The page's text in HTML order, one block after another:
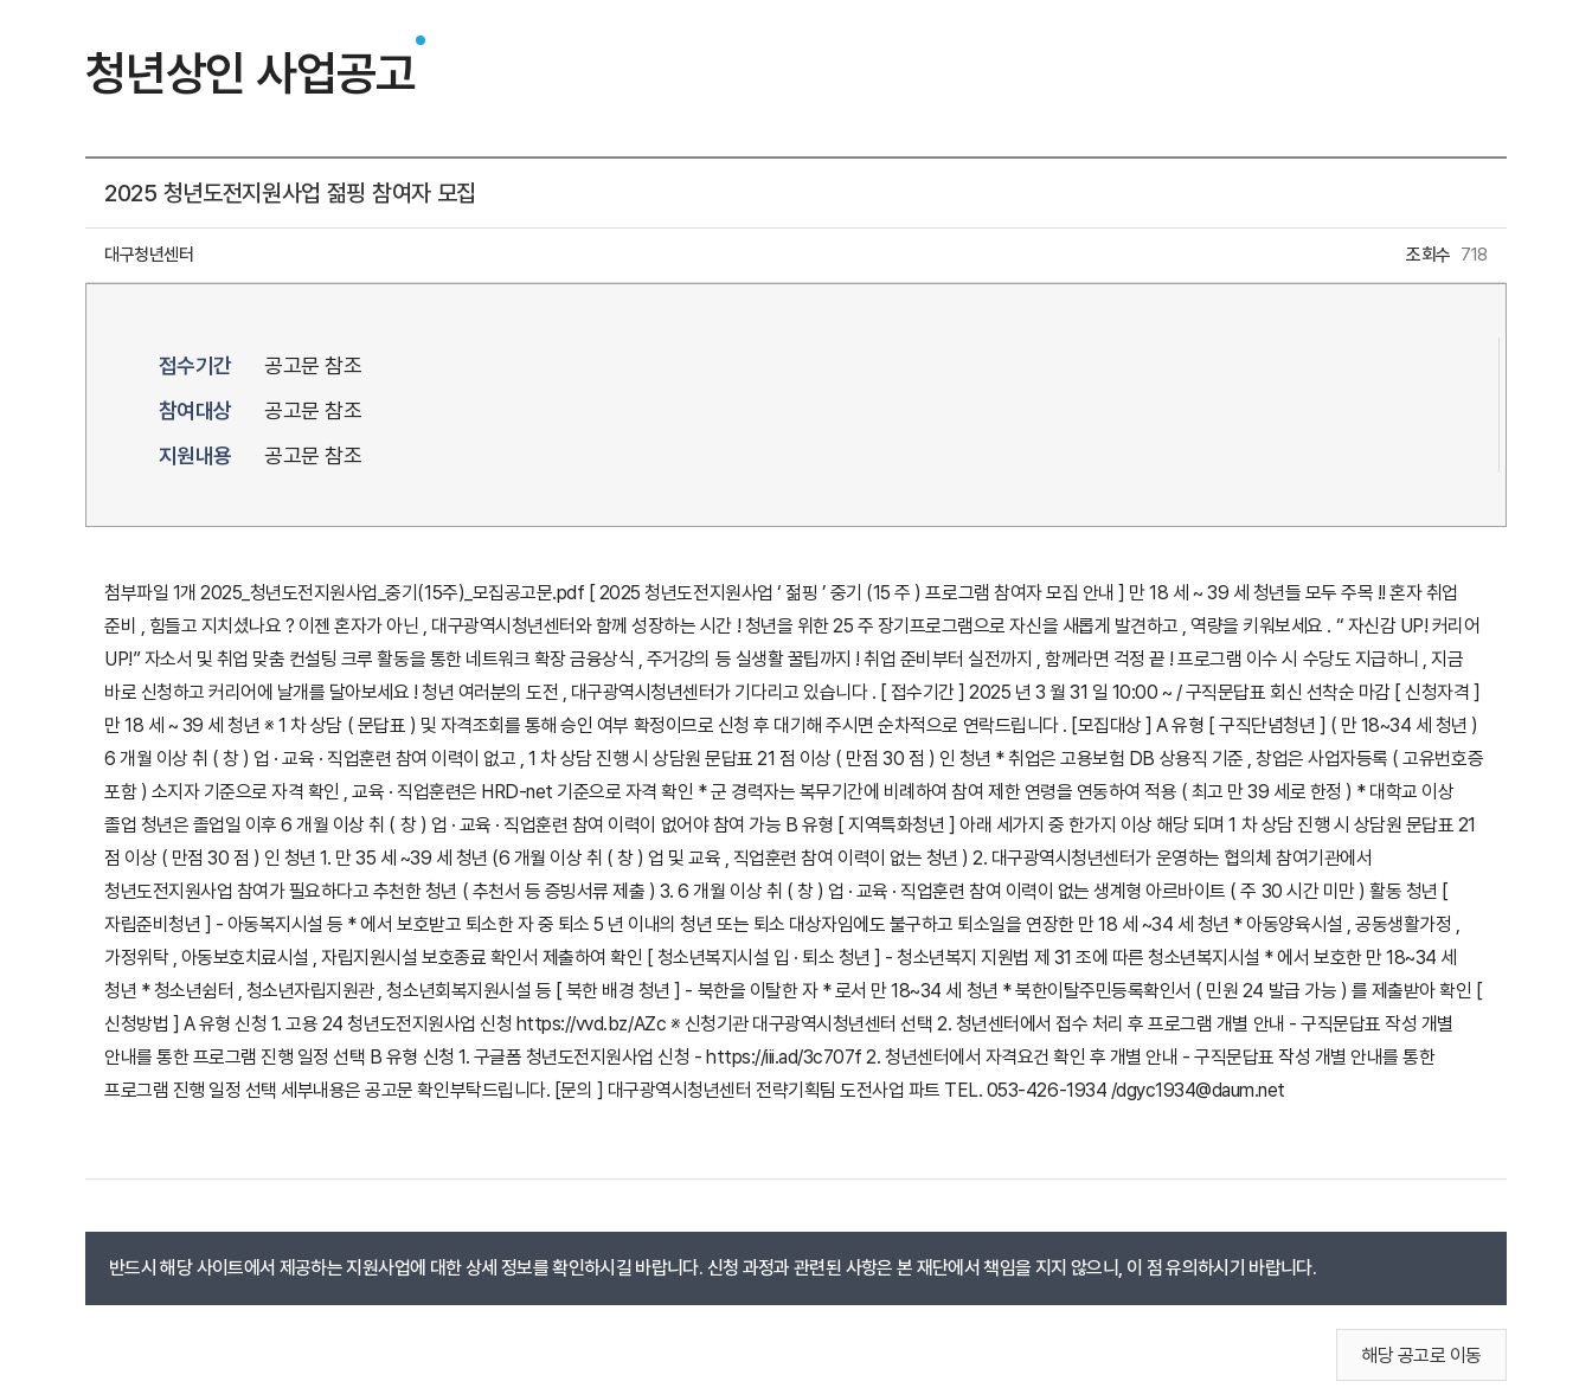
청년상인 사업공고
2025 청년도전지원사업 젊핑 참여자 모집
대구청년센터 조회수 718
접수기간
공고문 참조
참여대상
공고문 참조
지원내용
공고문 참조
첨부파일 1개 2025_청년도전지원사업_중기(15주)_모집공고문.pdf [ 2025 청년도전지원사업 ‘ 젊핑 ’ 중기 (15 주 ) 프로그램 참여자 모집 안내 ] 만 18 세 ~ 39 세 청년들 모두 주목 !! 혼자 취업
준비 , 힘들고 지치셨나요 ? 이젠 혼자가 아닌 , 대구광역시청년센터와 함께 성장하는 시간 ! 청년을 위한 25 주 장기프로그램으로 자신을 새롭게 발견하고 , 역량을 키워보세요 . “ 자신감 UP! 커리어
UP!” 자소서 및 취업 맞춤 컨설팅 크루 활동을 통한 네트워크 확장 금융상식 , 주거강의 등 실생활 꿀팁까지 ! 취업 준비부터 실전까지 , 함께라면 걱정 끝 ! 프로그램 이수 시 수당도 지급하니 , 지금
바로 신청하고 커리어에 날개를 달아보세요 ! 청년 여러분의 도전 , 대구광역시청년센터가 기다리고 있습니다 . [ 접수기간 ] 2025 년 3 월 31 일 10:00 ~ / 구직문답표 회신 선착순 마감 [ 신청자격 ]
만 18 세 ~ 39 세 청년 ※ 1 차 상담 ( 문답표 ) 및 자격조회를 통해 승인 여부 확정이므로 신청 후 대기해 주시면 순차적으로 연락드립니다 . [모집대상 ] A 유형 [ 구직단념청년 ] ( 만 18~34 세 청년 )
6 개월 이상 취 ( 창 ) 업 · 교육 · 직업훈련 참여 이력이 없고 , 1 차 상담 진행 시 상담원 문답표 21 점 이상 ( 만점 30 점 ) 인 청년 * 취업은 고용보험 DB 상용직 기준 , 창업은 사업자등록 ( 고유번호증
포함 ) 소지자 기준으로 자격 확인 , 교육 · 직업훈련은 HRD-net 기준으로 자격 확인 * 군 경력자는 복무기간에 비례하여 참여 제한 연령을 연동하여 적용 ( 최고 만 39 세로 한정 ) * 대학교 이상
졸업 청년은 졸업일 이후 6 개월 이상 취 ( 창 ) 업 · 교육 · 직업훈련 참여 이력이 없어야 참여 가능 B 유형 [ 지역특화청년 ] 아래 세가지 중 한가지 이상 해당 되며 1 차 상담 진행 시 상담원 문답표 21
점 이상 ( 만점 30 점 ) 인 청년 1. 만 35 세 ~39 세 청년 (6 개월 이상 취 ( 창 ) 업 및 교육 , 직업훈련 참여 이력이 없는 청년 ) 2. 대구광역시청년센터가 운영하는 협의체 참여기관에서
청년도전지원사업 참여가 필요하다고 추천한 청년 ( 추천서 등 증빙서류 제출 ) 3. 6 개월 이상 취 ( 창 ) 업 · 교육 · 직업훈련 참여 이력이 없는 생계형 아르바이트 ( 주 30 시간 미만 ) 활동 청년 [
자립준비청년 ] - 아동복지시설 등 * 에서 보호받고 퇴소한 자 중 퇴소 5 년 이내의 청년 또는 퇴소 대상자임에도 불구하고 퇴소일을 연장한 만 18 세 ~34 세 청년 * 아동양육시설 , 공동생활가정 ,
가정위탁 , 아동보호치료시설 , 자립지원시설 보호종료 확인서 제출하여 확인 [ 청소년복지시설 입 · 퇴소 청년 ] - 청소년복지 지원법 제 31 조에 따른 청소년복지시설 * 에서 보호한 만 18~34 세
청년 * 청소년쉼터 , 청소년자립지원관 , 청소년회복지원시설 등 [ 북한 배경 청년 ] - 북한을 이탈한 자 * 로서 만 18~34 세 청년 * 북한이탈주민등록확인서 ( 민원 24 발급 가능 ) 를 제출받아 확인 [
신청방법 ] A 유형 신청 1. 고용 24 청년도전지원사업 신청 https://vvd.bz/AZc ※ 신청기관 대구광역시청년센터 선택 2. 청년센터에서 접수 처리 후 프로그램 개별 안내 - 구직문답표 작성 개별
안내를 통한 프로그램 진행 일정 선택 B 유형 신청 1. 구글폼 청년도전지원사업 신청 - https://iii.ad/3c707f 2. 청년센터에서 자격요건 확인 후 개별 안내 - 구직문답표 작성 개별 안내를 통한
프로그램 진행 일정 선택 세부내용은 공고문 확인부탁드립니다. [문의 ] 대구광역시청년센터 전략기획팀 도전사업 파트 TEL. 053-426-1934 /dgyc1934@daum.net
반드시 해당 사이트에서 제공하는 지원사업에 대한 상세 정보를 확인하시길 바랍니다. 신청 과정과 관련된 사항은 본 재단에서 책임을 지지 않으니, 이 점 유의하시기 바랍니다.
해당 공고로 이동